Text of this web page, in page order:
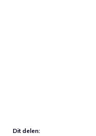
Dit delen: